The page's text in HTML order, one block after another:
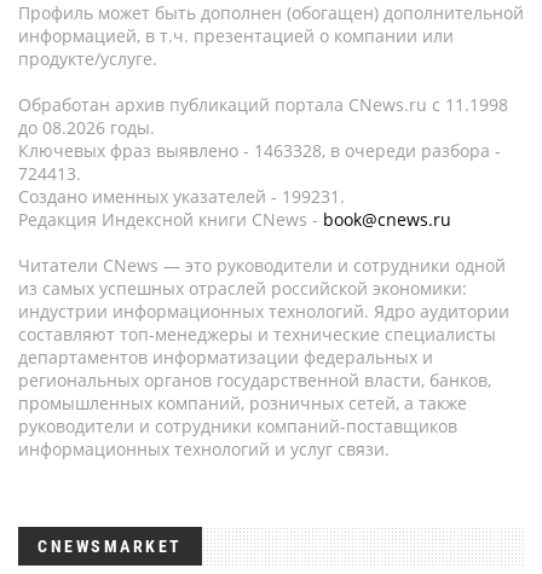
Профиль может быть дополнен (обогащен) дополнительной
информацией, в т.ч. презентацией о компании или
продукте/услуге.
Обработан архив публикаций портала CNews.ru c 11.1998
до 08.2026 годы.
Ключевых фраз выявлено - 1463328, в очереди разбора -
724413.
Создано именных указателей - 199231.
Редакция Индексной книги CNews - book@cnews.ru
Читатели CNews — это руководители и сотрудники одной
из самых успешных отраслей российской экономики:
индустрии информационных технологий. Ядро аудитории
составляют топ-менеджеры и технические специалисты
департаментов информатизации федеральных и
региональных органов государственной власти, банков,
промышленных компаний, розничных сетей, а также
руководители и сотрудники компаний-поставщиков
информационных технологий и услуг связи.
CNEWSMARKET